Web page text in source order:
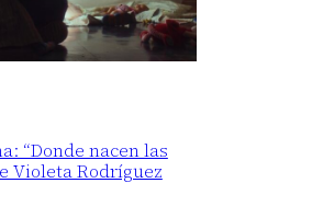
“Donde nacen las
Violeta Rodríguez